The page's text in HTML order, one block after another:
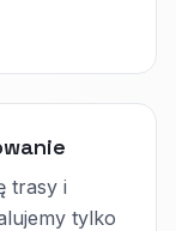
trasy i
tylko